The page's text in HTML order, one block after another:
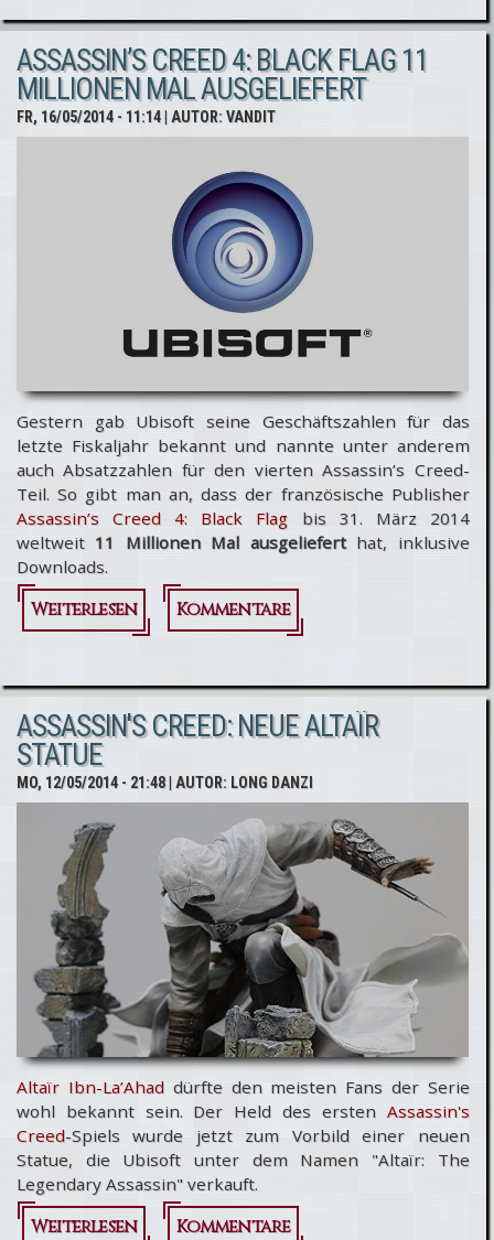
Assassin’s
Creed-Spiel
erscheint
in
“absehbarer
Zukunft”
für PS3 &
Xbox 360
ASSASSIN’S CREED 4: BLACK FLAG 11
MILLIONEN MAL AUSGELIEFERT
FR, 16/05/2014 - 11:14| AUTOR:VANDIT
Gestern gab Ubisoft seine Geschäftszahlen für das
letzte Fiskaljahr bekannt und nannte unter anderem
auch Absatzzahlen für den vierten Assassin’s Creed-
Teil. So gibt man an, dass der französische Publisher
Assassin’s Creed 4: Black Flag bis 31. März 2014
weltweit 11 Millionen Mal ausgelieferthat, inklusive
Downloads.
Weiterlesen
über
Creed 4:
Black Flag 11
Mal
ausgeliefert
Kommentare
ASSASSIN'S CREED: NEUE ALTAÏR
STATUE
MO, 12/05/2014 - 21:48| AUTOR: LONG DANZI
Altaïr Ibn-La’Ahaddürfte den meisten Fans der Serie
wohl bekannt sein. Der Held des ersten Assassin's
Creed-Spiels wurde jetzt zum Vorbild einer neuen
Statue, die Ubisoft unter dem Namen "Altaïr: The
Legendary Assassin" verkauft.
Weiterlesen
über
Kommentare